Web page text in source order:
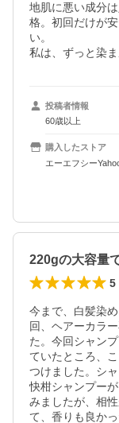
地肌に悪い成分
格。初回だけが
い。
私は、ずっと染
投稿者情報
60歳以上
購入したストア
エーエフシー
220gの大容量
5
今まで、白髪染
回、ヘアーカラ
た。今回シャン
ていたところ、
つけました。シ
快柑シャンプー
みましたが、相
て、香りも良か